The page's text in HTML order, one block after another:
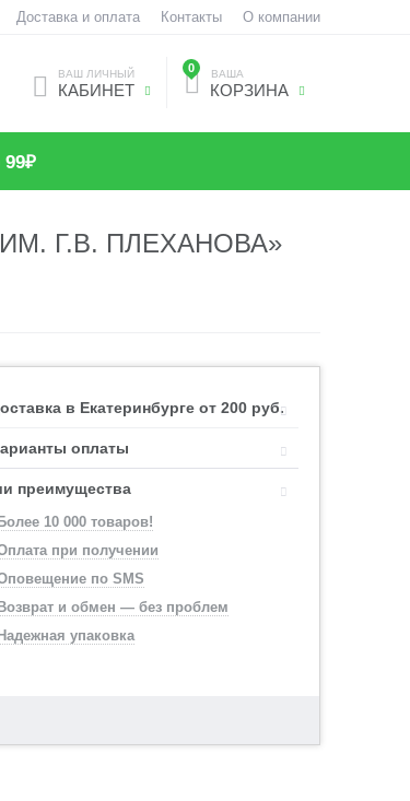
Доставка и оплата Контакты О компании
0 ВАША
КОРЗИНА
ВАШ ЛИЧНЫЙ
КАБИНЕТ
99₽
Г.В. ПЛЕХАНОВА»
в Екатеринбурге от 200 руб.
оплаты
преимущества
Более 10 000 товаров!
при получении
по SMS
Возврат и обмен — без проблем
Надежная упаковка